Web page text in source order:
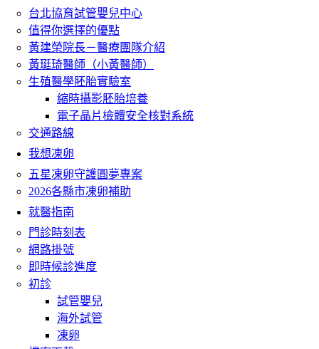
台北協育試管嬰兒中心
值得你選擇的優點
黃建榮院長－醫療團隊介紹
黃珽琦醫師（小黃醫師）
生殖醫學胚胎實驗室
縮時攝影胚胎培養
電子晶片檢體安全核對系統
交通路線
我想凍卵
五星凍卵守護圓夢專案
2026各縣市凍卵補助
就醫指南
門診時刻表
網路掛號
即時候診進度
初診
試管嬰兒
海外試管
凍卵